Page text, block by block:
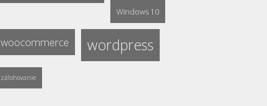
Windows 10
woocommerce wordpress
zálohovanie